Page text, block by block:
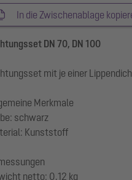
In die Zwischenablage
DN 70, DN 100
mit je einer
Merkmale
schwarz
Kunststoff
netto: 0,12 kg